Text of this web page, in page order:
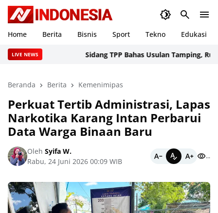
Home Berita Bisnis Sport Tekno Edukasi
LIVE NEWS Sidang TPP Bahas Usulan Tamping,
Beranda Berita Kemenimipas
Perkuat Tertib Administrasi, Lapas
Narkotika Karang Intan Perbarui
Data Warga Binaan Baru
Oleh Syifa W.
Rabu, 24 Juni 2026 00:09 WIB
...